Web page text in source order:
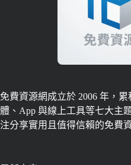
免費資源網成立於 2006 年，
體、App 與線上工具等七大主
注分享實用且值得信賴的免費